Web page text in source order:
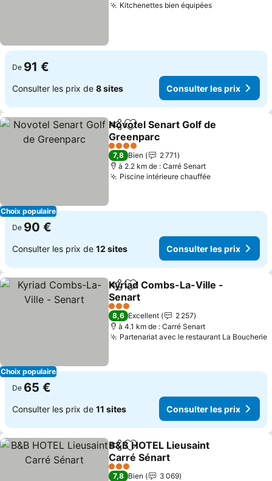
Kitchenettes bien équipéesConsulter
De 91 €
Consulter les prix de 8 sites Consulter les prix
Choix populaire
PartagerAjouter à mes favoris
Novotel Senart Golf de
Greenparc
Consulter les prix
4 Étoiles
7,8 Bien
2 771
à 2.2 km de : Carré Senart
Piscine intérieure chaufféeConsulter
De 90 €
Consulter les prix de 12 sites Consulter les prix
Choix populaire
PartagerAjouter à mes favoris
Kyriad Combs-La-Ville -
Senart
Consulter les prix
3 Étoiles
8,6 Excellent
2 257
à 4.1 km de : Carré Senart
Partenariat avec le restaurant La Boucherie
De 65 €
Consulter les prix de 11 sites Consulter les prix
PartagerAjouter à mes favoris
B&B HOTEL Lieusaint
Carré Sénart
Consulter les prix
3 Étoiles
7,8 Bien
3 069